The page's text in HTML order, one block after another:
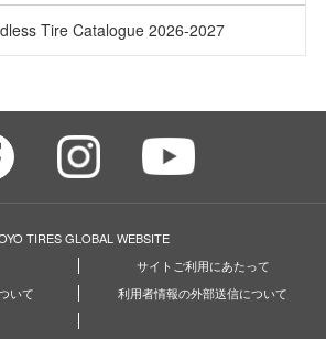
Tire Catalogue 2026-2027
TIRES GLOBAL WEBSITE
サイトご利用にあたって
いて
利用者情報の外部送信について